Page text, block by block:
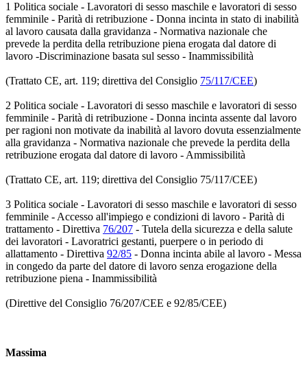
1 Politica sociale - Lavoratori di sesso maschile e lavoratori di sesso
femminile - Parità di retribuzione - Donna incinta in stato di inabilità
al lavoro causata dalla gravidanza - Normativa nazionale che
prevede la perdita della retribuzione piena erogata dal datore di
lavoro -Discriminazione basata sul sesso - Inammissibilità
(Trattato CE, art. 119; direttiva del Consiglio 75/117/CEE)
2 Politica sociale - Lavoratori di sesso maschile e lavoratori di sesso
femminile - Parità di retribuzione - Donna incinta assente dal lavoro
per ragioni non motivate da inabilità al lavoro dovuta essenzialmente
alla gravidanza - Normativa nazionale che prevede la perdita della
retribuzione erogata dal datore di lavoro - Ammissibilità
(Trattato CE, art. 119; direttiva del Consiglio 75/117/CEE)
3 Politica sociale - Lavoratori di sesso maschile e lavoratori di sesso
femminile - Accesso all'impiego e condizioni di lavoro - Parità di
trattamento - Direttiva 76/207 - Tutela della sicurezza e della salute
dei lavoratori - Lavoratrici gestanti, puerpere o in periodo di
allattamento - Direttiva 92/85 - Donna incinta abile al lavoro - Messa
in congedo da parte del datore di lavoro senza erogazione della
retribuzione piena - Inammissibilità
(Direttive del Consiglio 76/207/CEE e 92/85/CEE)
Massima